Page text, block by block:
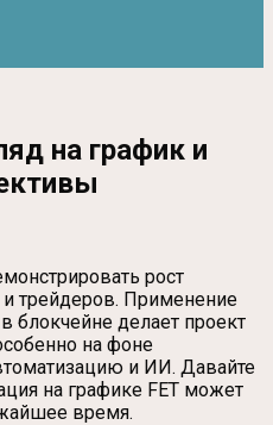
на график и
рост
и трейдеров. Применение
блокчейне делает проект
на фоне
и ИИ. Давайте
на графике FET может
время.